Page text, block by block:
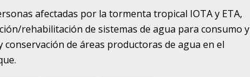
afectadas por la tormenta tropical IOTA y ETA,
rehabilitación de sistemas de agua para consumo y
de áreas productoras de agua en el